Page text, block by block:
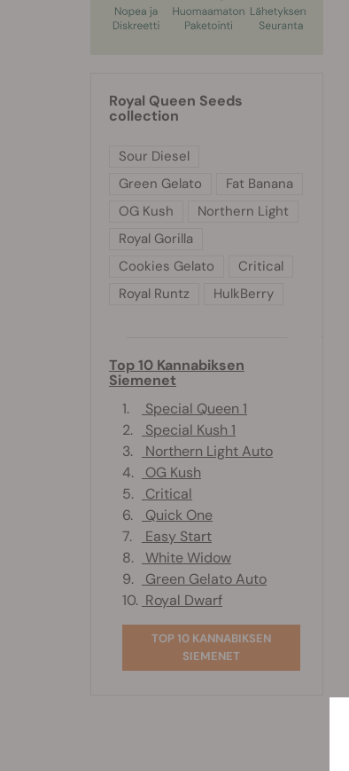
Royal Queen Seeds
collection
Sour Diesel
Green Gelato
Fat Banana
OG Kush
Northern Light
Royal Gorilla
Cookies Gelato
Critical
Royal Runtz
HulkBerry
Top 10 Kannabiksen
Siemenet
1.
Special Queen 1
2.
Special Kush 1
3.
Northern Light Auto
4.
OG Kush
5.
Critical
6.
Quick One
7.
Easy Start
8.
White Widow
9.
Green Gelato Auto
10. Royal Dwarf
TOP 10 KANNABIKSEN
SIEMENET